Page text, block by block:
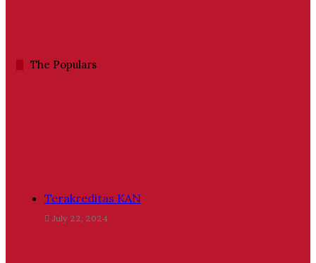
The Populars
Terakreditas KAN
July 22, 2024